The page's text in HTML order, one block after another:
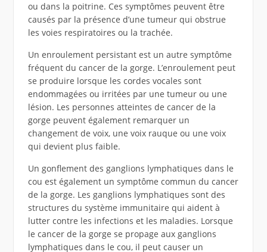
ou dans la poitrine. Ces symptômes peuvent être
causés par la présence d’une tumeur qui obstrue
les voies respiratoires ou la trachée.
Un enroulement persistant est un autre symptôme
fréquent du cancer de la gorge. L’enroulement peut
se produire lorsque les cordes vocales sont
endommagées ou irritées par une tumeur ou une
lésion. Les personnes atteintes de cancer de la
gorge peuvent également remarquer un
changement de voix, une voix rauque ou une voix
qui devient plus faible.
Un gonflement des ganglions lymphatiques dans le
cou est également un symptôme commun du cancer
de la gorge. Les ganglions lymphatiques sont des
structures du système immunitaire qui aident à
lutter contre les infections et les maladies. Lorsque
le cancer de la gorge se propage aux ganglions
lymphatiques dans le cou, il peut causer un